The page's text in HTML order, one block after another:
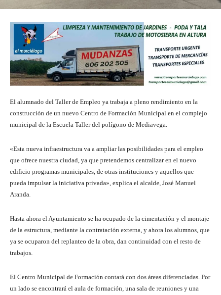
El alumnado del Taller de Empleo ya trabaja a pleno rendimiento en la
construcción de un nuevo Centro de Formación Municipal en el complejo
municipal de la Escuela Taller del polígono de Mediavega.
«Esta nueva infraestructura va a ampliar las posibilidades para el empleo
que ofrece nuestra ciudad, ya que pretendemos centralizar en el nuevo
edificio programas municipales, de otras instituciones y aquellos que
pueda impulsar la iniciativa privada», explica el alcalde, José Manuel
Aranda.
Hasta ahora el Ayuntamiento se ha ocupado de la cimentación y el montaje
de la estructura, mediante la contratación externa, y ahora los alumnos, que
ya se ocuparon del replanteo de la obra, dan continuidad con el resto de
trabajos.
El Centro Municipal de Formación contará con dos áreas diferenciadas. Por
un lado se encontrará el aula de formación, una sala de reuniones y una